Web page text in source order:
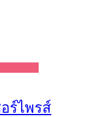
ร์ไพรส์